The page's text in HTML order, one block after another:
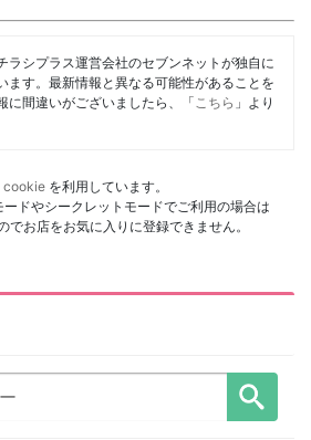
ラシプラス運営会社のセブンネットが独自に
ます。最新情報と異なる可能性があることを
に間違いがございましたら、「 こちら 」より
cookie を利用しています。
ドやシークレットモードでご利用の場合は
お店をお気に入りに登録できません。